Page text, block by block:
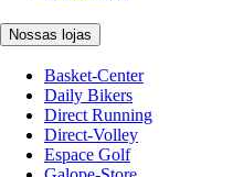
Nossas lojas
Basket-Center
Daily Bikers
Direct Running
Direct-Volley
Espace Golf